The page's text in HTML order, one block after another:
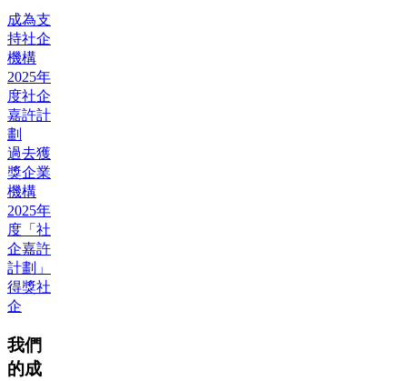
成為支
持社企
機構
2025年
度社企
嘉許計
劃
過去獲
獎企業
機構
2025年
度「社
企嘉許
計劃」
得獎社
企
我們
的成